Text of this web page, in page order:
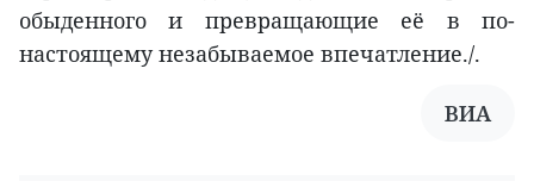
обыденного и превращающие её в по-
настоящему незабываемое впечатление./.
ВИА